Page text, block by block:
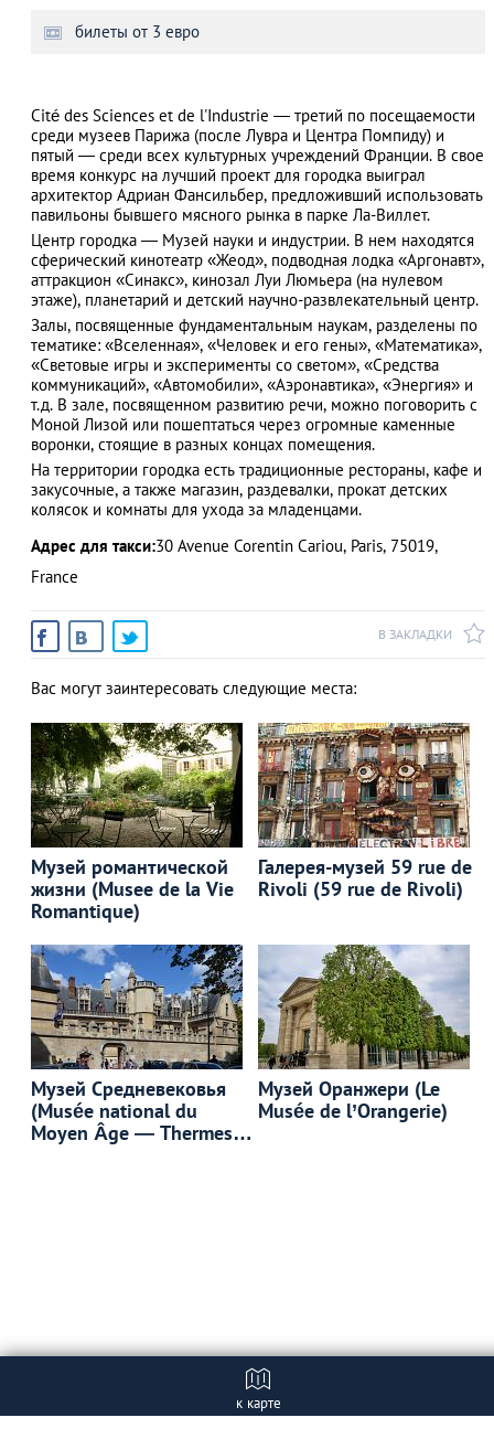
билеты от 3 евро
Cité des Sciences et de l'Industrie ― третий по посещаемости
среди музеев Парижа (после Лувра и Центра Помпиду) и
пятый ― среди всех культурных учреждений Франции. В свое
время конкурс на лучший проект для городка выиграл
архитектор Адриан Фансильбер, предложивший использовать
павильоны бывшего мясного рынка в парке Ла-Виллет.
Центр городка ― Музей науки и индустрии. В нем находятся
сферический кинотеатр «Жеод», подводная лодка «Аргонавт»,
аттракцион «Синакс», кинозал Луи Люмьера (на нулевом
этаже), планетарий и детский научно-развлекательный центр.
Залы, посвященные фундаментальным наукам, разделены по
тематике: «Вселенная», «Человек и его гены», «Математика»,
«Световые игры и эксперименты со светом», «Средства
коммуникаций», «Автомобили», «Аэронавтика», «Энергия» и
т.д. В зале, посвященном развитию речи, можно поговорить с
Моной Лизой или пошептаться через огромные каменные
воронки, стоящие в разных концах помещения.
На территории городка есть традиционные рестораны, кафе и
закусочные, а также магазин, раздевалки, прокат детских
колясок и комнаты для ухода за младенцами.
Адрес для такси:30 Avenue Corentin Cariou, Paris, 75019,
France
В ЗАКЛАДКИ
Вас могут заинтересовать следующие места:
Музей романтической
жизни (Musee de la Vie
Romantique)
Галерея-музей 59 rue de
Rivoli (59 rue de Rivoli)
Музей Средневековья
(Musée national du
Moyen Âge — Thermes
Музей Оранжери (Le
Musée de l’Orangerie)
к карте